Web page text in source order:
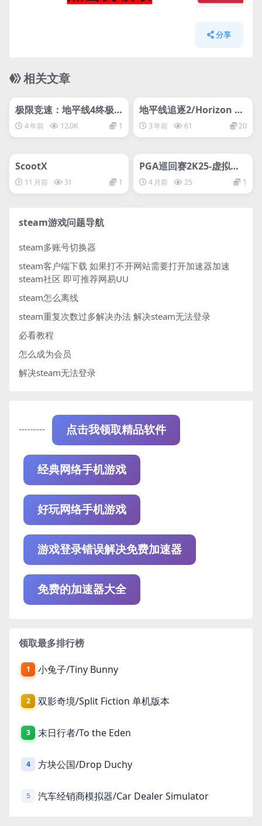
分享
相关文章
支持网络联机
极限竞速：地平线4终极
版/Forza Horizon 4 Ulti
mate Edition/支持网络
4 年前 12.0K 1
网盘下载游戏
地平线追逐2/Horizon Ch
ase 2
3 年前 61 20
ScootX
11 月前 31 1
网盘下载游戏
PGA巡回赛2K25-虚拟机
版/PGA TOUR 2K25 HYP
ERVISOR
4 月前 25 1
steam游戏问题导航
steam多账号切换器
steam客户端下载 如果打不开网站需要打开加速器加速
steam社区 即可推荐网易UU
steam怎么离线
steam重复次数过多解决办法 解决steam无法登录
必看教程
怎么成为会员
解决steam无法登录
--------- 点击我领取精品软件
经典网络手机游戏
好玩网络手机游戏
游戏登录错误解决免费加速器
免费的加速器大全
领取最多排行榜
1 小兔子/Tiny Bunny
2 双影奇境/Split Fiction 单机版本
3 末日行者/To the Eden
4 方块公国/Drop Duchy
5 汽车经销商模拟器/Car Dealer Simulator